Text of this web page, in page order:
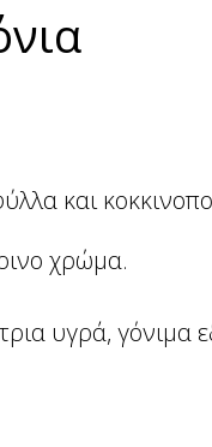
και
χρώμα.
υγρά, γόνιμα